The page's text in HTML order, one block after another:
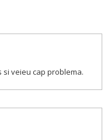
veieu cap problema.